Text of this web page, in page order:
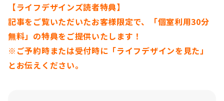
【ライフデザインズ読者特典】
記事をご覧いただいたお客様限定で、「個室利用30分
無料」の特典をご提供いたします！
※ご予約時または受付時に「ライフデザインを見た」
とお伝えください。